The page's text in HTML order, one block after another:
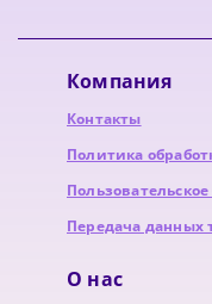
Компания
Контакты
Политика
Передача данных
О нас